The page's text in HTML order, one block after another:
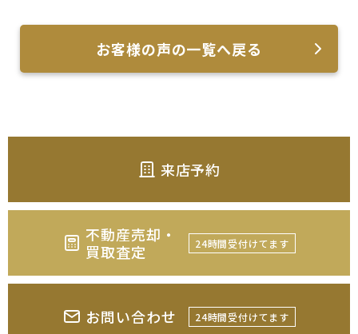
お客様の声の一覧へ戻る
来店予約
不動産売却・
買取査定
24時間受付けてます
お問い合わせ 24時間受付けてます